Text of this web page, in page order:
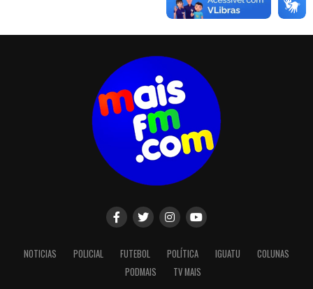
NOTICIAS POLICIAL FUTEBOL POLÍTICA IGUATU
COLUNAS
PODMAIS
TV MAIS